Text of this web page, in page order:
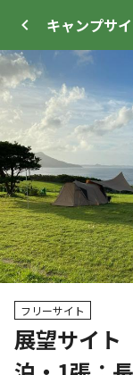
キャンプサ
フリーサイト
展望サイト
サイト・宿泊施
WEB予約可能